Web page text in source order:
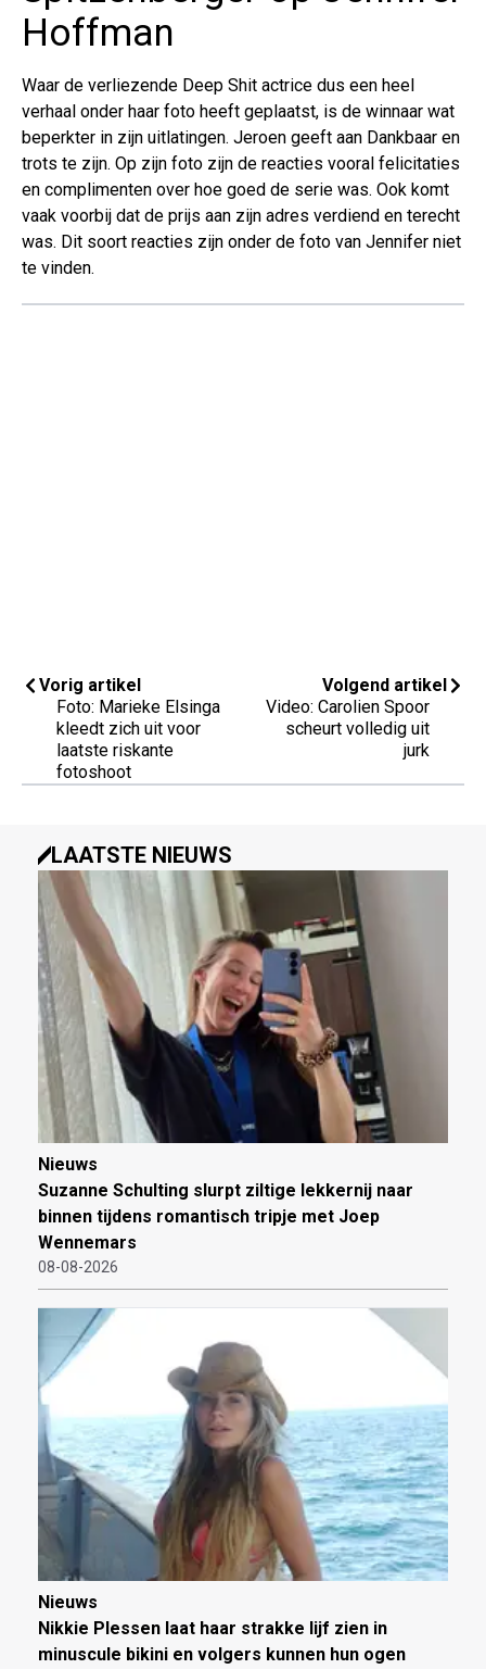
Hoffman
Waar de verliezende Deep Shit actrice dus een heel
verhaal onder haar foto heeft geplaatst, is de winnaar wat
beperkter in zijn uitlatingen. Jeroen geeft aan Dankbaar en
trots te zijn. Op zijn foto zijn de reacties vooral felicitaties
en complimenten over hoe goed de serie was. Ook komt
vaak voorbij dat de prijs aan zijn adres verdiend en terecht
was. Dit soort reacties zijn onder de foto van Jennifer niet
te vinden.
Vorig artikel
Foto: Marieke Elsinga
kleedt zich uit voor
laatste riskante
fotoshoot
Volgend artikel
Video: Carolien Spoor
scheurt volledig uit
jurk
LAATSTE NIEUWS
Nieuws
Suzanne Schulting slurpt ziltige lekkernij naar
binnen tijdens romantisch tripje met Joep
Wennemars
08-08-2026
Nieuws
Nikkie Plessen laat haar strakke lijf zien in
minuscule bikini en volgers kunnen hun ogen